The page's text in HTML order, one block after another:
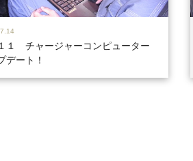
１ チャージャーコンピューター
デート！